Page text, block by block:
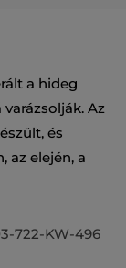
a hideg
Az
és
az elején, a
722-KW-496